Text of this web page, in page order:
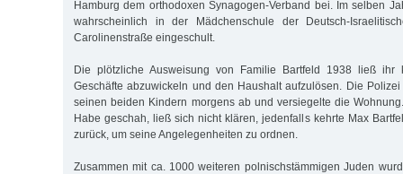
Hamburg dem orthodoxen Synagogen-Verband bei. Im selben
wahrscheinlich in der Mädchenschule der Deutsch-
Carolinenstraße eingeschult.
Die plötzliche Ausweisung von Familie Bartfeld 1938 ließ ihr
Geschäfte abzuwickeln und den Haushalt aufzulösen. Die
seinen beiden Kindern morgens ab und versiegelte die
Habe geschah, ließ sich nicht klären, jedenfalls kehrte Max
zurück, um seine Angelegenheiten zu ordnen.
Zusammen mit ca. 1000 weiteren polnischstämmigen Juden